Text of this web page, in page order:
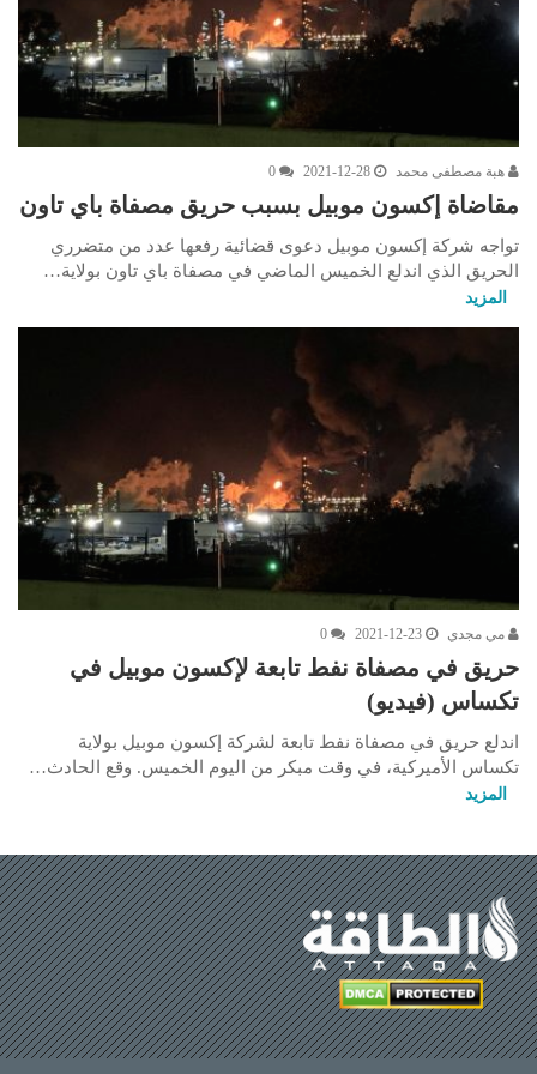
هبة مصطفى محمد 2021-12-28
0
مقاضاة إكسون موبيل بسبب حريق مصفاة باي تاون
تواجه شركة إكسون موبيل دعوى قضائية رفعها عدد من متضرري
الحريق الذي اندلع الخميس الماضي في مصفاة باي تاون بولاية…
المزيد
مي مجدي 2021-12-23
0
حريق في مصفاة نفط تابعة لإكسون موبيل في
تكساس (فيديو)
اندلع حريق في مصفاة نفط تابعة لشركة إكسون موبيل بولاية
تكساس الأميركية، في وقت مبكر من اليوم الخميس. وقع الحادث…
المزيد